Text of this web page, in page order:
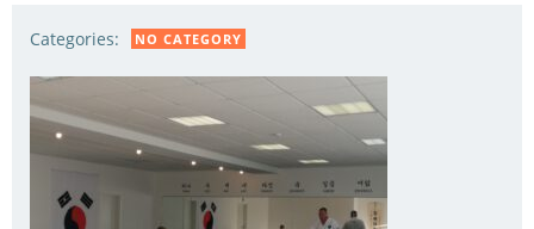
Categories: NO CATEGORY